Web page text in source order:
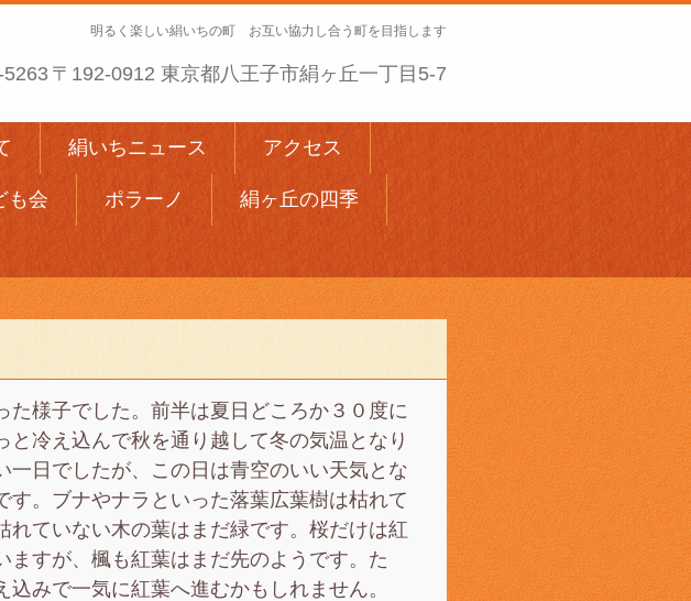
明るく楽しい絹いちの町 お互い協力し合う町を目指します
〒192-0912 東京都八王子市絹ヶ丘一丁目5-7
絹いちニュース アクセス
も会 ポラーノ 絹ヶ丘の四季
た様子でした。前半は夏日どころか３０度に
と冷え込んで秋を通り越して冬の気温となり
一日でしたが、この日は青空のいい天気とな
す。ブナやナラといった落葉広葉樹は枯れて
れていない木の葉はまだ緑です。桜だけは紅
ますが、楓も紅葉はまだ先のようです。た
みで一気に紅葉へ進むかもしれません。